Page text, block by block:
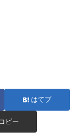
はてブ
コピー